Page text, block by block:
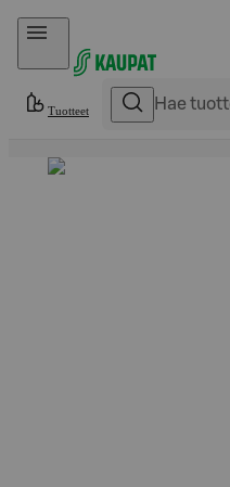
Hyppää sisältöön
Tuotteet